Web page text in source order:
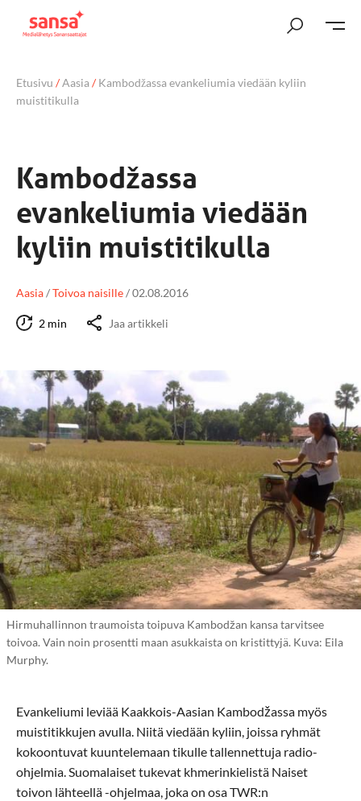
Etusivu /Aasia/Kambodžassa evankeliumia viedään kyliin
muistitikulla
Kambodžassa
evankeliumia viedään
kyliin muistitikulla
Aasia/Toivoa naisille/02.08.2016
2 min Jaa artikkeli
Hirmuhallinnon traumoista toipuva Kambodžan kansa tarvitsee
toivoa. Vain noin prosentti maan asukkaista on kristittyjä. Kuva: Eila
Murphy.
Evankeliumi leviää Kaakkois-Aasian Kambodžassa myös
muistitikkujen avulla. Niitä viedään kyliin, joissa ryhmät
kokoontuvat kuuntelemaan tikulle tallennettuja radio-
ohjelmia. Suomalaiset tukevat khmerinkielistä Naiset
toivon lähteellä -ohjelmaa, joka on osa TWR:n